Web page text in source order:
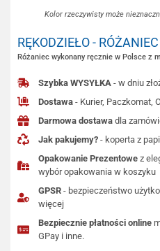
Kolor rzeczywisty może
RĘKODZIEŁO -
Różaniec wykonany ręcznie w Polsce z
Szybka WYSYŁKA - w dniu
Dostawa - Kurier, Paczkomat,
Darmowa dostawa dla
Jak pakujemy? - koperta z
Opakowanie Prezentowe z
wybór opakowania w koszyku
GPSR - bezpieczeństwo
więcej
Bezpiecznie płatności online
GPay i inne.